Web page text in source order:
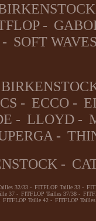
-
- SOFT
- ECCO -
- LLOYD -
-
-
32/33 - FITFLOP Taille 33 -
37 - FITFLOP Tailles 37/38 -
FITFLOP Taille 42 - FITFLOP